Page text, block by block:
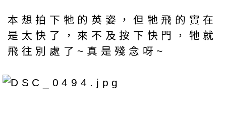
本想拍下牠的英姿，但牠飛的實在
是太快了，來不及按下快門，牠就
飛往別處了~真是殘念呀~